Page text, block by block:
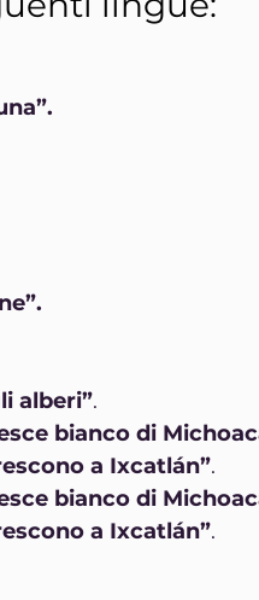
alberi”.
bianco di
a Ixcatlán”.
bianco di
a Ixcatlán”.